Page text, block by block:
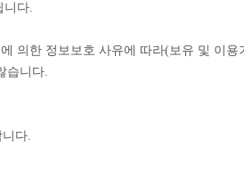
니다.
의한 정보보호 사유에 따라(보유 및 이
습니다.
다.